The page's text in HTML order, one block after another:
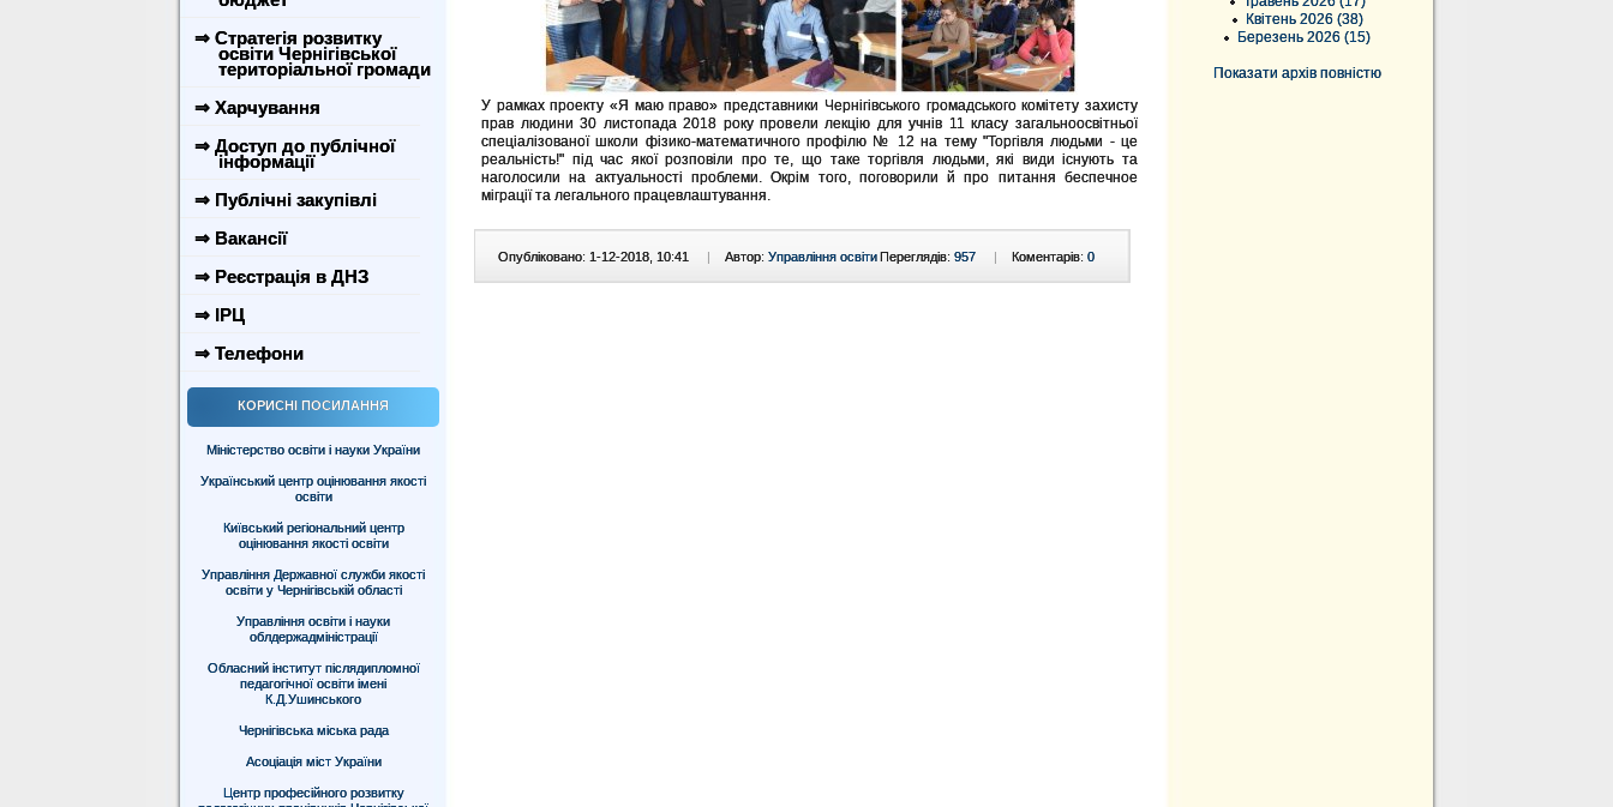
⇒ Стратегія розвитку
освіти Чернігівської
територіальної громади
⇒ Харчування
⇒ Доступ до публічної
інформації
⇒ Публічні закупівлі
⇒ Вакансії
⇒ Реєстрація в ДНЗ
⇒ ІРЦ
⇒ Телефони
КОРИСНІ ПОСИЛАННЯ
Міністерство освіти і науки України
Український центр оцінювання якості
освіти
Київський регіональний центр
оцінювання якості освіти
Управління Державної служби якості
освіти у Чернігівській області
Управління освіти і науки
облдержадміністрації
Обласний інститут післядипломної
педагогічної освіти імені
К.Д.Ушинського
Чернігівська міська рада
Асоціація міст України
Центр професійного розвитку
Квітень 2026 (38)
Березень 2026 (15)
Показати архів повністю
У рамках проекту «Я маю право» представники Чернігівського громадського комітету захисту
прав людини 30 листопада 2018 року провели лекцію для учнів 11 класу загальноосвітньої
спеціалізованої школи фізико-математичного профілю № 12 на тему "Торгівля людьми - це
реальність!" під час якої розповіли про те, що таке торгівля людьми, які види існують та
наголосили на актуальності проблеми. Окрім того, поговорили й про питання беспечное
міграції та легального працевлаштування.
Опубліковано: 1-12-2018, 10:41 | Автор: Управління освіти Коментарів: 0
Переглядів: 957 |